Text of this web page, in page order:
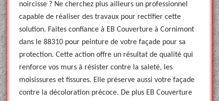
noircisse ? Ne cherchez plus ailleurs un professionnel
capable de réaliser des travaux pour rectifier cette
solution. Faites confiance à EB Couverture à Cornimont
dans le 88310 pour peinture de votre façade pour sa
protection. Cette action offre un résultat de qualité qui
renforce vos murs à résister contre la saleté, les
moisissures et fissures. Elle préserve aussi votre façade
contre la décoloration précoce. De plus EB Couverture